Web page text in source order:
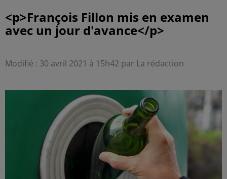
<p>François Fillon mis en examen
Modifié : 30 avril 2021 à 15h42 par La rédaction